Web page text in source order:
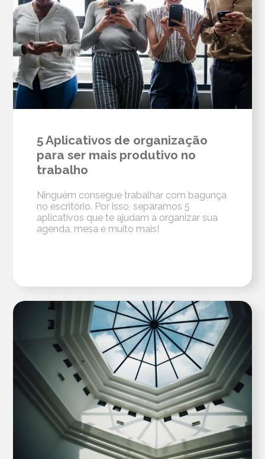
5 Aplicativos de organização
para ser mais produtivo no
trabalho
Ninguém consegue trabalhar com bagunça
no escritório. Por isso, separamos 5
aplicativos que te ajudam a organizar sua
agenda, mesa e muito mais!